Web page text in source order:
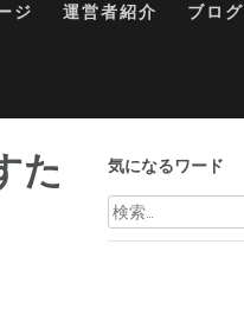
ジ 運営者紹介 ブログ
た
気になるワード
検
索: